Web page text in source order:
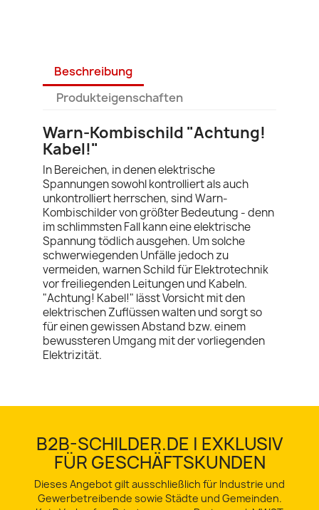
Beschreibung
Produkteigenschaften
Warn-Kombischild "Achtung!
Kabel!"
In Bereichen, in denen elektrische
Spannungen sowohl kontrolliert als auch
unkontrolliert herrschen, sind Warn-
Kombischilder von größter Bedeutung - denn
im schlimmsten Fall kann eine elektrische
Spannung tödlich ausgehen. Um solche
schwerwiegenden Unfälle jedoch zu
vermeiden, warnen Schild für Elektrotechnik
vor freiliegenden Leitungen und Kabeln.
"Achtung! Kabel!" lässt Vorsicht mit den
elektrischen Zuflüssen walten und sorgt so
für einen gewissen Abstand bzw. einem
bewussteren Umgang mit der vorliegenden
Elektrizität.
B2B-SCHILDER.DE | EXKLUSIV
FÜR GESCHÄFTSKUNDEN
Dieses Angebot gilt ausschließlich für Industrie und
Gewerbetreibende sowie Städte und Gemeinden.